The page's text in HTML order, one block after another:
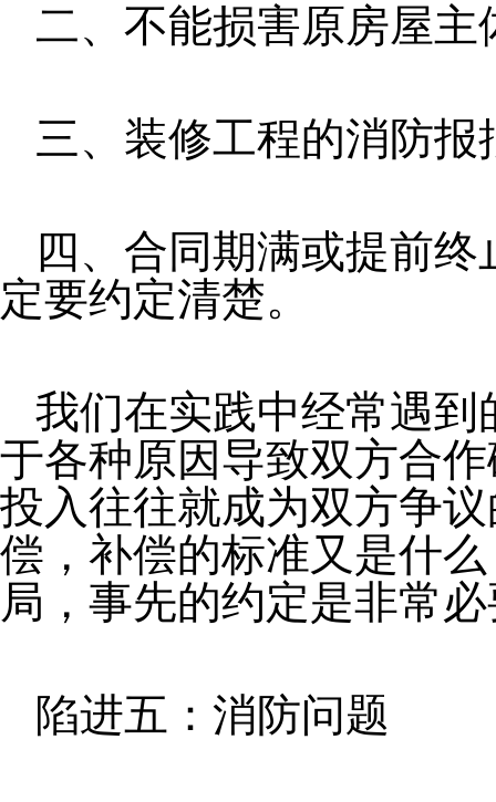
二、不能损害原房屋
三、装修工程的消防
四、合同期满或提前
定要约定清楚。
我们在实践中经常遇
于各种原因导致双方合
投入往往就成为双方争
偿，补偿的标准又是什
局，事先的约定是非常
陷进五：消防问题